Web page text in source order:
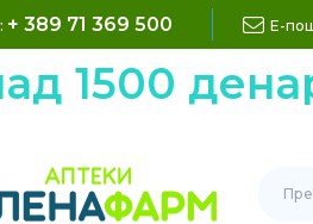
+ 389 71 369 500 Е-
1500